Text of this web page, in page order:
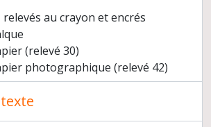
relevés au crayon et encrés
(relevé 30)
photographique (relevé 42)